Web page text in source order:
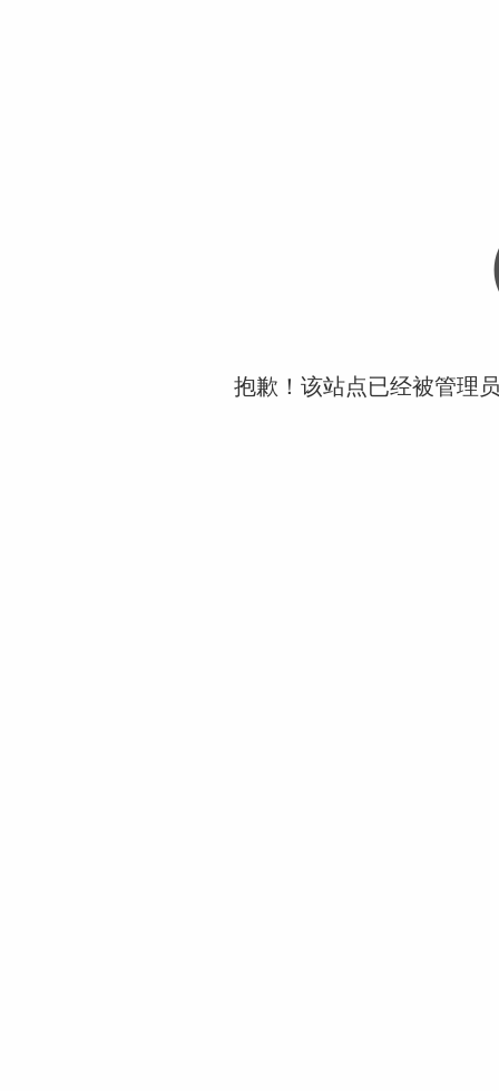
抱歉！该站点已经被管理